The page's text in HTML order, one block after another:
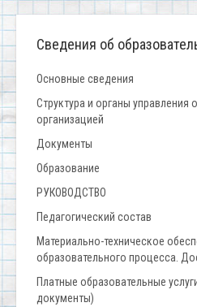
Сведения об
Основные сведения
Структура и органы управления
организацией
Документы
Образование
РУКОВОДСТВО
Педагогический состав
Материально-техническое
образовательного процесса.
Платные образовательные
документы)